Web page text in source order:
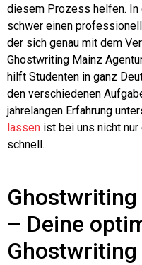
diesem Prozess helfen.
schwer einen
der sich genau mit dem
Ghostwriting Mainz
hilft Studenten in ganz
den verschiedenen
jahrelangen Erfahrung
lassen ist bei uns nicht
schnell.
– Deine
Ghostwriting